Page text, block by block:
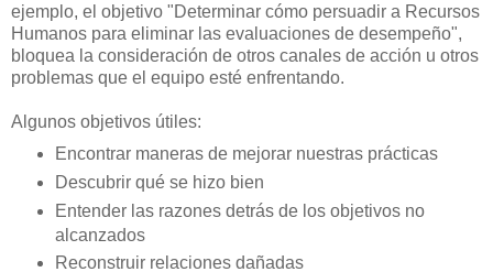
ejemplo, el objetivo "Determinar cómo persuadir a Recursos
Humanos para eliminar las evaluaciones de desempeño",
bloquea la consideración de otros canales de acción u otros
problemas que el equipo esté enfrentando.
Algunos objetivos útiles:
Encontrar maneras de mejorar nuestras prácticas
Descubrir qué se hizo bien
Entender las razones detrás de los objetivos no
alcanzados
Reconstruir relaciones dañadas